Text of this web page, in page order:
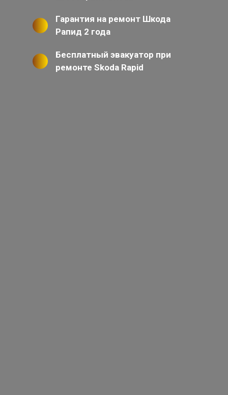
Гарантия на ремонт Шкода
Рапид 2 года
Бесплатный эвакуатор при
ремонте Skoda Rapid